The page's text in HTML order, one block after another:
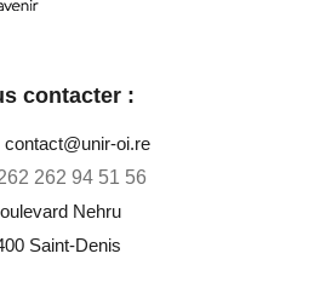
contacter :
contact@unir-oi.re
262 94 51 56
Nehru
Saint-Denis